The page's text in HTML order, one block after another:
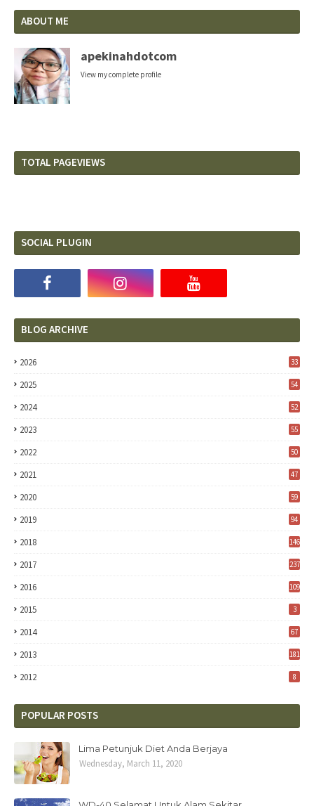
ABOUT ME
apekinahdotcom
View my complete profile
TOTAL PAGEVIEWS
SOCIAL PLUGIN
BLOG ARCHIVE
2026 33
2025 54
2024 52
2023 55
2022 50
2021 47
2020 59
2019 94
2018 146
2017 237
2016 109
2015 3
2014 67
2013 181
2012 8
POPULAR POSTS
Lima Petunjuk Diet Anda Berjaya
Wednesday, March 11, 2020